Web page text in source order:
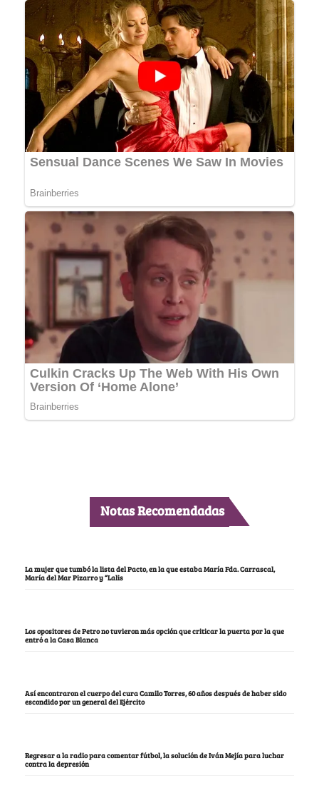
Notas Recomendadas
La mujer que tumbó la lista del Pacto, en la que estaba María Fda. Carrascal,
María del Mar Pizarro y “Lalis
Los opositores de Petro no tuvieron más opción que criticar la puerta por la que
entró a la Casa Blanca
Así encontraron el cuerpo del cura Camilo Torres, 60 años después de haber sido
escondido por un general del Ejército
Regresar a la radio para comentar fútbol, la solución de Iván Mejía para luchar
contra la depresión